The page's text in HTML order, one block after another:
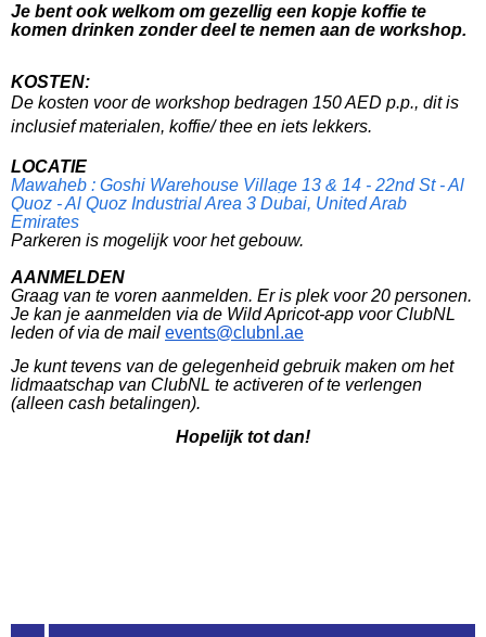
Je bent ook welkom om gezellig een kopje koffie te
komen drinken zonder deel te nemen aan de workshop.
KOSTEN:
De kosten voor de workshop bedragen 150 AED p.p., dit is
inclusief materialen, koffie/ thee en iets lekkers.
LOCATIE
Mawaheb : Goshi Warehouse Village 13 & 14 - 22nd St - Al
Quoz - Al Quoz Industrial Area 3 Dubai, United Arab
Emirates
Parkeren is mogelijk voor het gebouw.
AANMELDEN
Graag van te voren aanmelden. Er is plek voor 20 personen.
Je kan je aanmelden via de Wild Apricot-app voor ClubNL
leden of via de mail events@clubnl.ae
Je kunt tevens van de gelegenheid gebruik maken om het
lidmaatschap van ClubNL te activeren of te verlengen
(alleen cash betalingen).
Hopelijk tot dan!